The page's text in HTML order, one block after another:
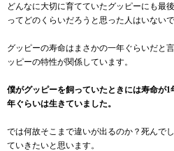
どんなに大切に育てていたグッピーにも最
ってどのくらいだろうと思った人はいない
グッピーの寿命はまさかの一年ぐらいだと
ッピーの特性が関係しています。
僕がグッピーを飼っていたときには寿命が
年ぐらいは生きていました。
では何故そこまで違いが出るのか？死んで
ていきたいと思います。